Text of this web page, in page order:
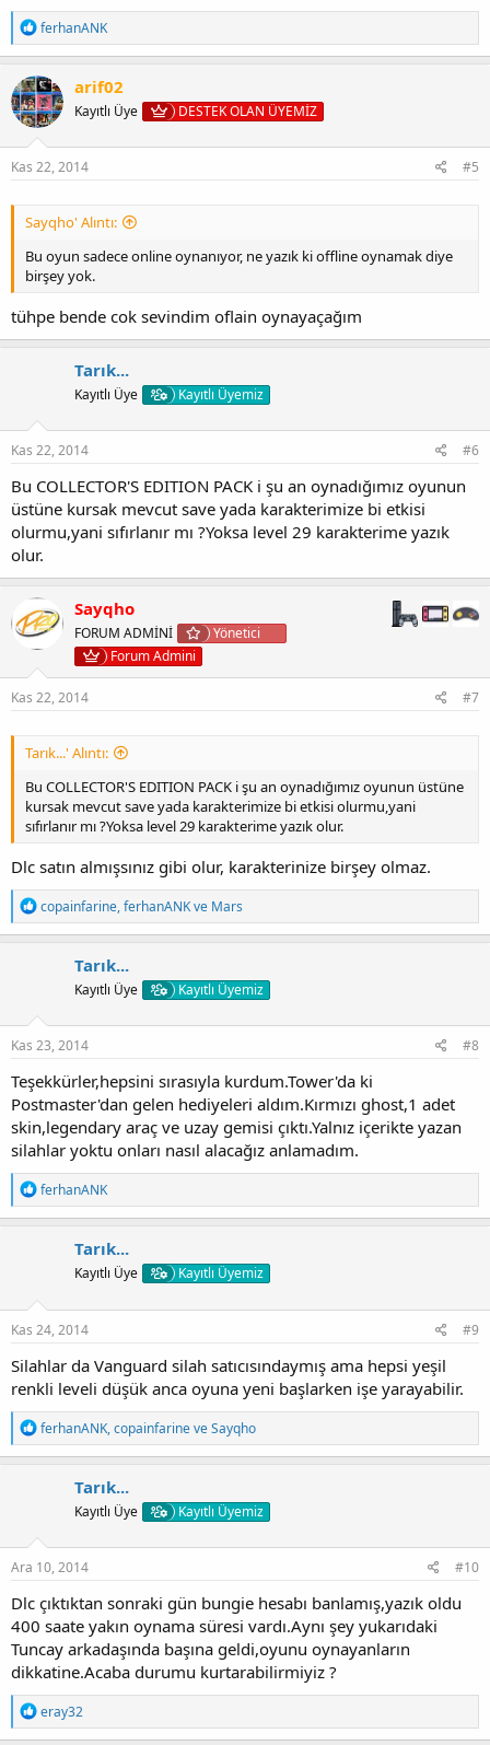
T
e
p
k
i
l
e
r
:
ferhanANK
arif02
Kayıtlı Üye DESTEK OLAN ÜYEMİZ
Kas 22, 2014 #5
Sayqho' Alıntı:
Bu oyun sadece online oynanıyor, ne yazık ki offline oynamak diye
birşey yok.
tühpe bende cok sevindim oflain oynayaçağım
Tarık...
Kayıtlı Üye Kayıtlı Üyemiz
Kas 22, 2014 #6
Bu COLLECTOR'S EDITION PACK i şu an oynadığımız oyunun
üstüne kursak mevcut save yada karakterimize bi etkisi
olurmu,yani sıfırlanır mı ?Yoksa level 29 karakterime yazık
olur.
Sayqho
FORUM ADMİNİ
Yönetici
Forum Admini
Kas 22, 2014 #7
Tarık...' Alıntı:
Bu COLLECTOR'S EDITION PACK i şu an oynadığımız oyunun üstüne
kursak mevcut save yada karakterimize bi etkisi olurmu,yani
sıfırlanır mı ?Yoksa level 29 karakterime yazık olur.
Dlc satın almışsınız gibi olur, karakterinize birşey olmaz.
T
e
p
r
:
copainfarine,ferhanANKve Mars
Tarık...
Kayıtlı Üye Kayıtlı Üyemiz
Kas 23, 2014 #8
Teşekkürler,hepsini sırasıyla kurdum.Tower'da ki
Postmaster'dan gelen hediyeleri aldım.Kırmızı ghost,1 adet
skin,legendary araç ve uzay gemisi çıktı.Yalnız içerikte yazan
silahlar yoktu onları nasıl alacağız anlamadım.
T
e
p
r
:
ferhanANK
Tarık...
Kayıtlı Üye Kayıtlı Üyemiz
Kas 24, 2014 #9
Silahlar da Vanguard silah satıcısındaymış ama hepsi yeşil
renkli leveli düşük anca oyuna yeni başlarken işe yarayabilir.
T
e
p
r
:
ferhanANK,copainfarineveSayqho
Tarık...
Kayıtlı Üye Kayıtlı Üyemiz
Ara 10, 2014 #10
Dlc çıktıktan sonraki gün bungie hesabı banlamış,yazık oldu
400 saate yakın oynama süresi vardı.Aynı şey yukarıdaki
Tuncay arkadaşında başına geldi,oyunu oynayanların
dikkatine.Acaba durumu kurtarabilirmiyiz ?
T
e
eray32